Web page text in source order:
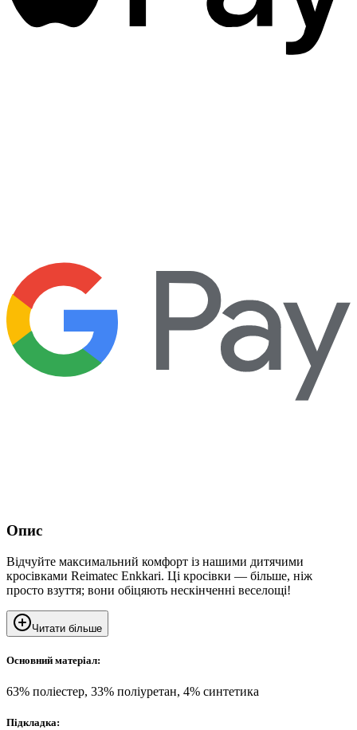
Опис
Відчуйте максимальний комфорт із нашими дитячими
кросівками Reimatec Enkkari. Ці кросівки — більше, ніж
просто взуття; вони обіцяють нескінченні веселощі!
Читати більше
Основний матеріал:
63% поліестер, 33% поліуретан, 4% синтетика
Підкладка: